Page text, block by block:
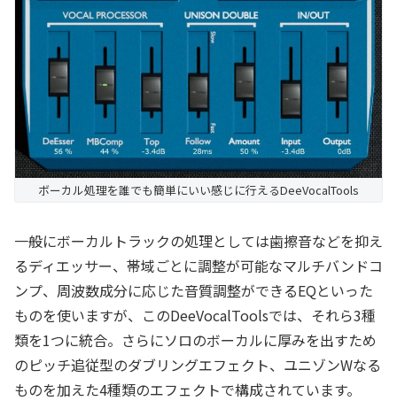
ボーカル処理を誰でも簡単にいい感じに行えるDeeVocalTools
一般にボーカルトラックの処理としては歯擦音などを抑え
るディエッサー、帯域ごとに調整が可能なマルチバンドコ
ンプ、周波数成分に応じた音質調整ができるEQといった
ものを使いますが、このDeeVocalToolsでは、それら3種
類を1つに統合。さらにソロのボーカルに厚みを出すため
のピッチ追従型のダブリングエフェクト、ユニゾンWなる
ものを加えた4種類のエフェクトで構成されています。